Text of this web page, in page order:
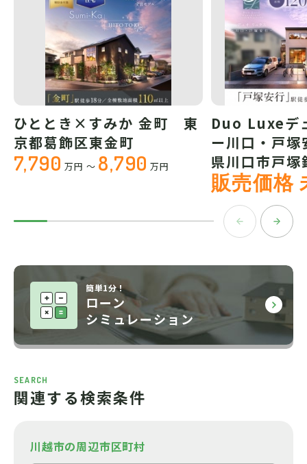
ひととき×すみか 金町 東
京都葛飾区東金町
7,790 万円 ～ 8,790 万円
Duo Luxeデ
ー川口・戸
県川口市戸塚
販売価格
簡単1分！
ローン
シミュレーション
SEARCH
関連する検索条件
川越市の周辺市区町村